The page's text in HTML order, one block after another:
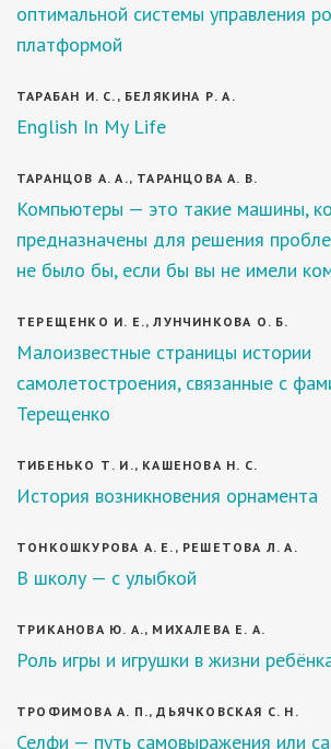
оптимальной системы управления
платформой
ТАРАБАН И. С., БЕЛЯКИНА Р. А.
English In My Life
ТАРАНЦОВ А. А., ТАРАНЦОВА А. В.
Компьютеры — это такие машины,
предназначены для решения
не было бы, если бы вы не имели
ТЕРЕЩЕНКО И. Е., ЛУНЧИНКОВА О. Б.
Малоизвестные страницы истории
самолетостроения, связанные с
Терещенко
ТИБЕНЬКО Т. И., КАШЕНОВА Н. С.
История возникновения орнамента
ТОНКОШКУРОВА А. Е., РЕШЕТОВА Л. А.
В школу — с улыбкой
ТРИКАНОВА Ю. А., МИХАЛЕВА Е. А.
Роль игры и игрушки в жизни
ТРОФИМОВА А. П., ДЬЯЧКОВСКАЯ С. Н.
Селфи — путь самовыражения или